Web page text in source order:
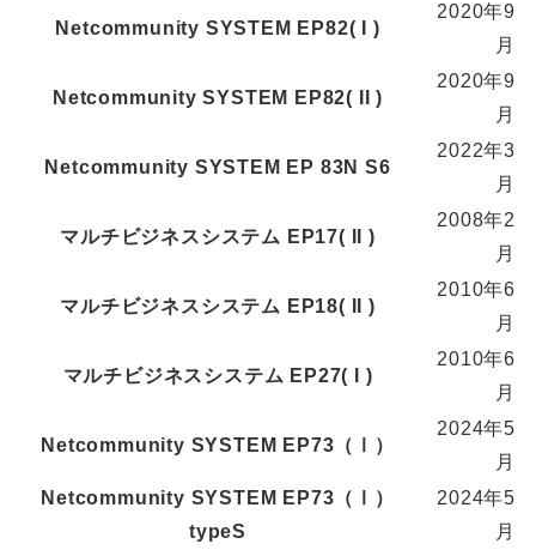
Netcommunity SYSTEM EP82( I )
2020年9
月
Netcommunity SYSTEM EP82( II )
2020年9
月
Netcommunity SYSTEM EP 83N S6
2022年3
月
マルチビジネスシステム EP17( II )
2008年2
月
マルチビジネスシステム EP18( II )
2010年6
月
マルチビジネスシステム EP27( I )
2010年6
月
Netcommunity SYSTEM EP73（Ⅰ）
2024年5
月
Netcommunity SYSTEM EP73（Ⅰ）
typeS
2024年5
月